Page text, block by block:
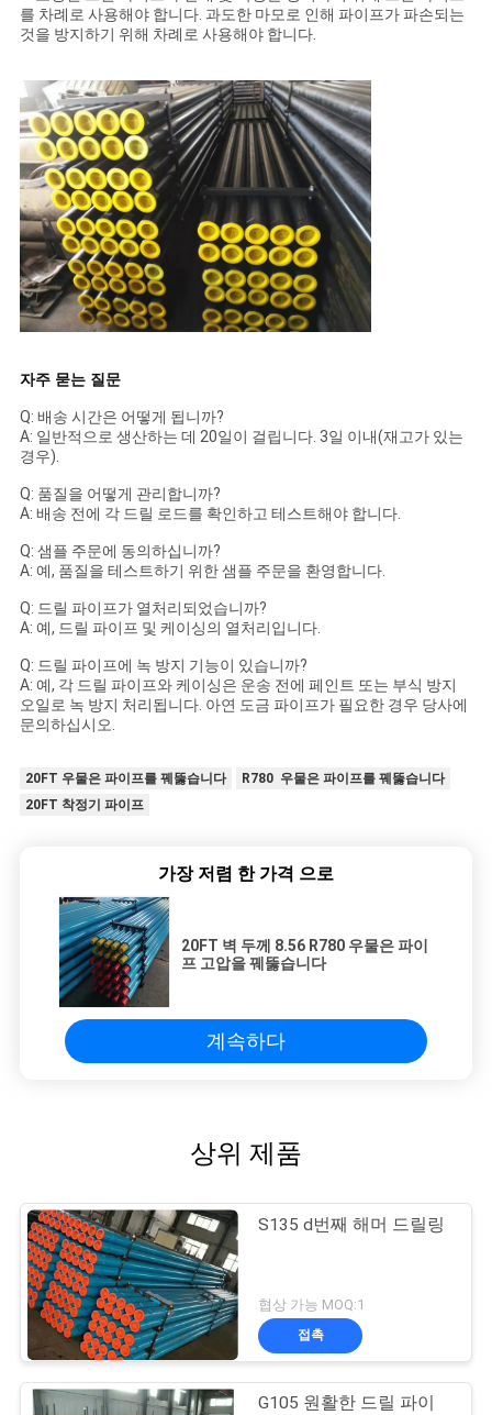
를 차례로 사용해야 합니다. 과도한 마모로 인해 파이프가 파손되는
것을 방지하기 위해 차례로 사용해야 합니다.
자주 묻는 질문
Q: 배송 시간은 어떻게 됩니까?
A: 일반적으로 생산하는 데 20일이 걸립니다. 3일 이내(재고가 있는
경우).
Q: 품질을 어떻게 관리합니까?
A: 배송 전에 각 드릴 로드를 확인하고 테스트해야 합니다.
Q: 샘플 주문에 동의하십니까?
A: 예, 품질을 테스트하기 위한 샘플 주문을 환영합니다.
Q: 드릴 파이프가 열처리되었습니까?
A: 예, 드릴 파이프 및 케이싱의 열처리입니다.
Q: 드릴 파이프에 녹 방지 기능이 있습니까?
A: 예, 각 드릴 파이프와 케이싱은 운송 전에 페인트 또는 부식 방지
오일로 녹 방지 처리됩니다. 아연 도금 파이프가 필요한 경우 당사에
문의하십시오.
20FT 우물은 파이프를 꿰뚫습니다
R780 우물은 파이프를 꿰뚫습니다
20FT 착정기 파이프
가장 저렴 한 가격 으로
20FT 벽 두께 8.56 R780 우물은 파이
프 고압을 꿰뚫습니다
계속하다
상위 제품
S135 d번째 해머 드릴링
협상 가능 MOQ:1
접촉
G105 원활한 드릴 파이